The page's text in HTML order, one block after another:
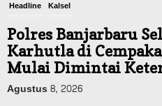
Headline Kalsel
Polres Banjarbaru
Karhutla di
Mulai Dimintai
Agustus 8, 2026